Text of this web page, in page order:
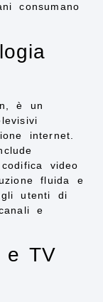
consumano
è un
internet.
video
fluida e
utenti di
e
e TV